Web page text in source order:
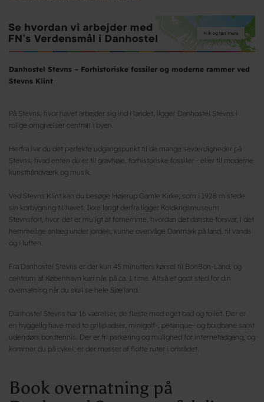
Danhostel Stevns – Forhistoriske fossiler og moderne rammer ved
Stevns Klint
På Stevns, hvor havet arbejder sig ind i landet, ligger Danhostel Stevns i
rolige omgivelser centralt i byen.
Herfra har du det perfekte udgangspunkt til de mange seværdigheder på
Stevns, hvad enten du er til gravhøje, forhistoriske fossiler - eller til moderne
kunsthåndværk og musik.
Ved Stevns Klint kan du besøge Højerup Gamle Kirke, som i 1928 mistede
sin korbygning til havet. Ikke langt derfra ligger Koldkrigsmuseum
Stevnsfort, hvor det er muligt at fornemme, hvordan det danske forsvar, i det
hemmelige anlæg under jorden, kunne overvåge Danmark på land, til vands
og i luften.
Fra Danhostel Stevns er der kun 45 minutters kørsel til BonBon-Land, og
centrum af København kan nås på ca. 1 time. Altså et godt sted for din
overnatning når du skal se hele Sjælland.
Danhostel Stevns har 16 værelser, de fleste med eget bad og toilet. Der er
en hyggelig have med to grillpladser, minigolf-, petanque- og boldbane samt
udendørs bordtennis. Der er fri parkering og mulighed for internetadgang, og
kommer du på cykel, er der masser af flotte ruter i området.
Book overnatning på